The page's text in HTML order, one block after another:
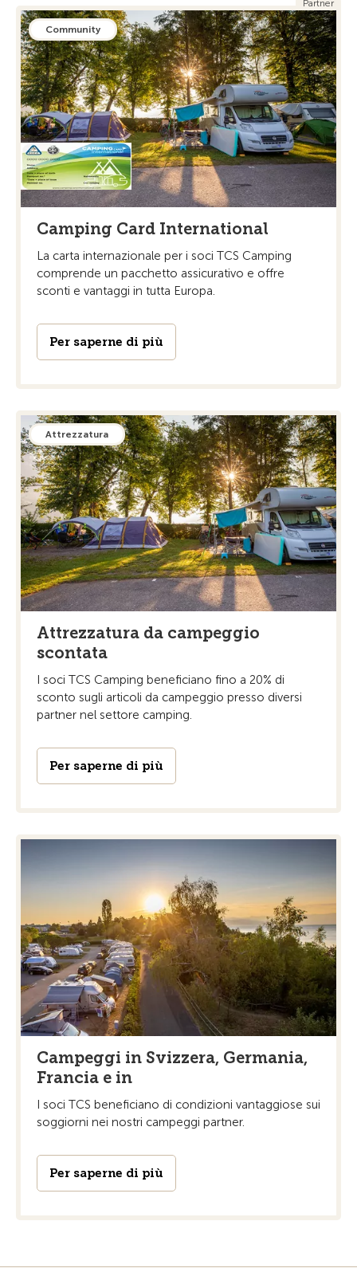
Partner
Community
Camping Card International
La carta internazionale per i soci TCS Camping
comprende un pacchetto assicurativo e offre
sconti e vantaggi in tutta Europa.
Per saperne di più
Attrezzatura
Attrezzatura da campeggio
scontata
I soci TCS Camping beneficiano fino a 20% di
sconto sugli articoli da campeggio presso diversi
partner nel settore camping.
Per saperne di più
Campeggi in Svizzera, Germania,
Francia e in
I soci TCS beneficiano di condizioni vantaggiose sui
soggiorni nei nostri campeggi partner.
Per saperne di più